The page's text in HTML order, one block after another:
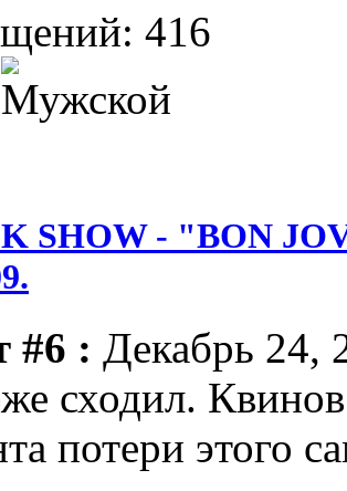
416
SHOW - "BON
#6 : Декабрь 24,
сходил.
потери этого